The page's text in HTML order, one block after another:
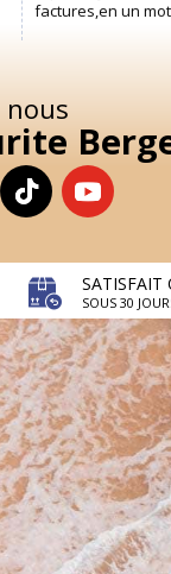
nous
SATISFAIT
SOUS 30